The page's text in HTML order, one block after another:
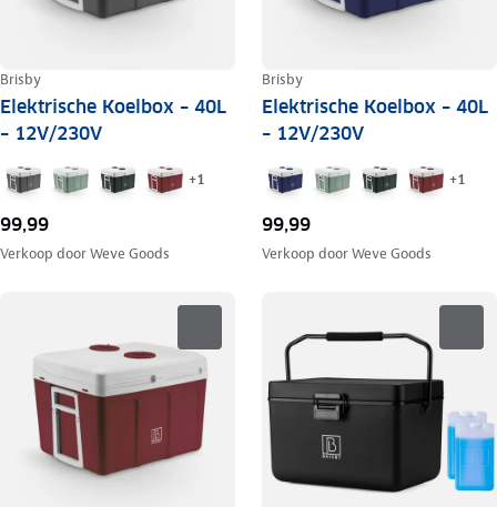
Brisby
Elektrische Koelbox – 40L
– 12V/230V
+1
99,99
Verkoop doorWeve Goods
Brisby
Elektrische Koelbox – 40L
– 12V/230V
+1
99,99
Verkoop doorWeve Goods